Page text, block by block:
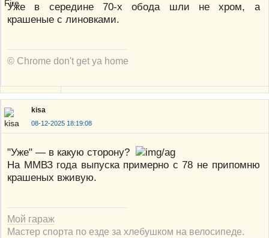
Уже в середине 70-х обода шли не хром, а
крашеные с линовками.
© Chrome don't get ya home
kisa
08-12-2025 18:19:08
"Уже" — в какую сторону?
На ММВЗ года выпуска примерно с 78 не припомню
крашеных вживую.
Мой гараж
Мастер спорта по езде за хлебушком на велосипеде.